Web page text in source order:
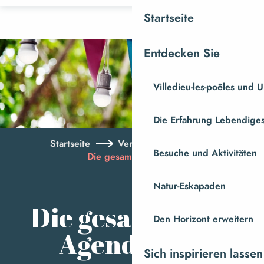
contenu
principal
Startseite
Entdecken Sie
Villedieu-les-poêles und
Die Erfahrung
Besuche und Aktivitäten
Natur-Eskapaden
Den Horizont erweitern
Sich inspirieren lassen
Startseite
Veranstaltungen
Die gesamte Agenda
Die gesamte
Agenda